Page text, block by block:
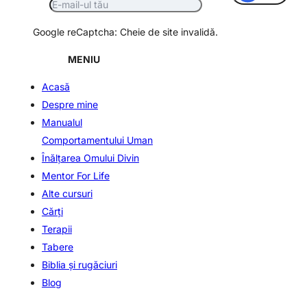
Google reCaptcha: Cheie de site invalidă.
MENIU
Acasă
Despre mine
Manualul
Comportamentului Uman
Înălţarea Omului Divin
Mentor For Life
Alte cursuri
Cărți
Terapii
Tabere
Biblia și rugăciuri
Blog